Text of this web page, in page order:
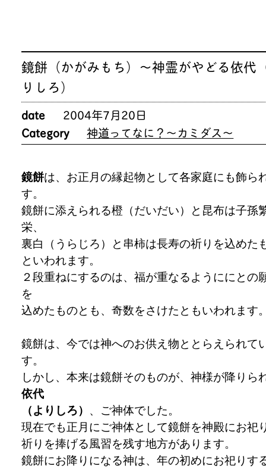
鏡餅（かがみもち）～神霊がやどる依代
りしろ）
date
2004年7月20日
Category
神道ってなに？～カミダス～
鏡餅は、お正月の縁起物として各家庭にも飾ら
す。
鏡餅に添えられる橙（だいだい）と昆布は子孫
栄、
裏白（うらじろ）と串柿は長寿の祈りを込めた
といわれます。
２段重ねにするのは、福が重なるようににとの
を
込めたものとも、奇数をさけたともいわれます
鏡餅は、今では神へのお供え物ととらえられて
す。
しかし、本来は鏡餅そのものが、神様が降りら
依代
（よりしろ） 、ご神体でした。
現在でも正月にご神体として鏡餅を神殿にお祀
祈りを捧げる風習を残す地方があります。
鏡餅にお降りになる神は、年の初めにお祀りす